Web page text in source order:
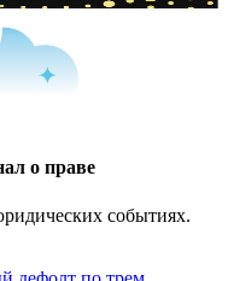
о праве
событиях.